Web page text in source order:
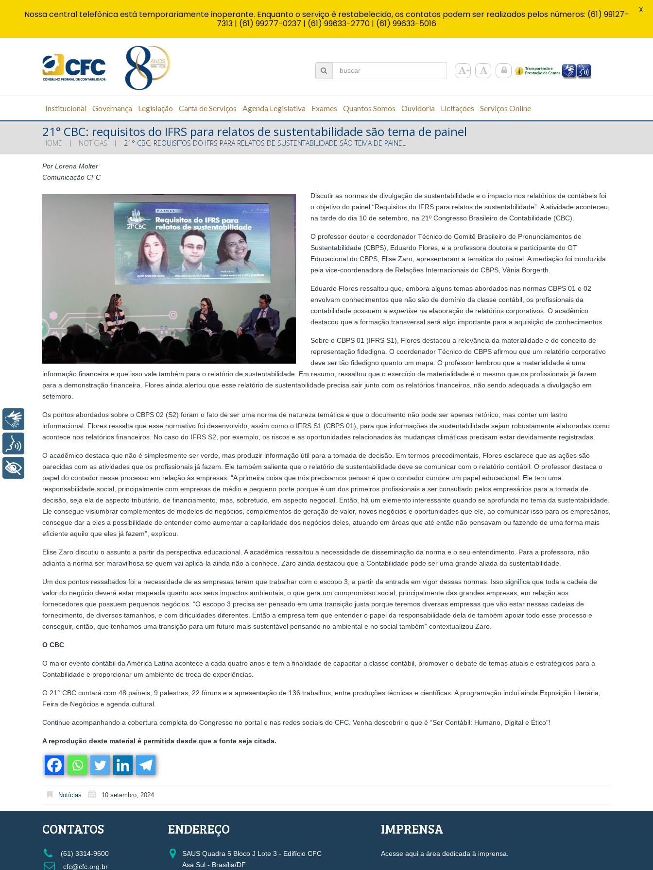
Institucional Governança Legislação Carta de Serviços Agenda Legislativa Exames Quantos Somos Ouvidoria Licitações Serviços Online
21° CBC: requisitos do IFRS para relatos de sustentabilidade são tema de painel
HOME NOTÍCIAS 21° CBC: REQUISITOS DO IFRS PARA RELATOS DE SUSTENTABILIDADE SÃO TEMA DE PAINEL
Por Lorena Molter
Comunicação CFC
Discutir as normas de divulgação de sustentabilidade e o impacto nos relatórios de contábeis foi
o objetivo do painel “Requisitos do IFRS para relatos de sustentabilidade”. A atividade aconteceu,
na tarde do dia 10 de setembro, na 21º Congresso Brasileiro de Contabilidade (CBC).
O professor doutor e coordenador Técnico do Comitê Brasileiro de Pronunciamentos de
Sustentabilidade (CBPS), Eduardo Flores, e a professora doutora e participante do GT
Educacional do CBPS, Elise Zaro, apresentaram a temática do painel. A mediação foi conduzida
pela vice-coordenadora de Relações Internacionais do CBPS, Vânia Borgerth.
Eduardo Flores ressaltou que, embora alguns temas abordados nas normas CBPS 01 e 02
envolvam conhecimentos que não são de domínio da classe contábil, os profissionais da
contabilidade possuem a expertise na elaboração de relatórios corporativos. O acadêmico
destacou que a formação transversal será algo importante para a aquisição de conhecimentos.
Sobre o CBPS 01 (IFRS S1), Flores destacou a relevância da materialidade e do conceito de
representação fidedigna. O coordenador Técnico do CBPS afirmou que um relatório corporativo
deve ser tão fidedigno quanto um mapa. O professor lembrou que a materialidade é uma
informação financeira e que isso vale também para o relatório de sustentabilidade. Em resumo, ressaltou que o exercício de materialidade é o mesmo que os profissionais já fazem
para a demonstração financeira. Flores ainda alertou que esse relatório de sustentabilidade precisa sair junto com os relatórios financeiros, não sendo adequada a divulgação em
setembro.
Os pontos abordados sobre o CBPS 02 (S2) foram o fato de ser uma norma de natureza temática e que o documento não pode ser apenas retórico, mas conter um lastro
informacional. Flores ressalta que esse normativo foi desenvolvido, assim como o IFRS S1 (CBPS 01), para que informações de sustentabilidade sejam robustamente elaboradas como
acontece nos relatórios financeiros. No caso do IFRS S2, por exemplo, os riscos e as oportunidades relacionados às mudanças climáticas precisam estar devidamente registradas.
O acadêmico destaca que não é simplesmente ser verde, mas produzir informação útil para a tomada de decisão. Em termos procedimentais, Flores esclarece que as ações são
parecidas com as atividades que os profissionais já fazem. Ele também salienta que o relatório de sustentabilidade deve se comunicar com o relatório contábil. O professor destaca o
papel do contador nesse processo em relação às empresas. “A primeira coisa que nós precisamos pensar é que o contador cumpre um papel educacional. Ele tem uma
responsabilidade social, principalmente com empresas de médio e pequeno porte porque é um dos primeiros profissionais a ser consultado pelos empresários para a tomada de
decisão, seja ela de aspecto tributário, de financiamento, mas, sobretudo, em aspecto negocial. Então, há um elemento interessante quando se aprofunda no tema da sustentabilidade.
Ele consegue vislumbrar complementos de modelos de negócios, complementos de geração de valor, novos negócios e oportunidades que ele, ao comunicar isso para os empresários,
consegue dar a eles a possibilidade de entender como aumentar a capilaridade dos negócios deles, atuando em áreas que até então não pensavam ou fazendo de uma forma mais
eficiente aquilo que eles já fazem”, explicou.
Elise Zaro discutiu o assunto a partir da perspectiva educacional. A acadêmica ressaltou a necessidade de disseminação da norma e o seu entendimento. Para a professora, não
adianta a norma ser maravilhosa se quem vai aplicá-la ainda não a conhece. Zaro ainda destacou que a Contabilidade pode ser uma grande aliada da sustentabilidade.
Um dos pontos ressaltados foi a necessidade de as empresas terem que trabalhar com o escopo 3, a partir da entrada em vigor dessas normas. Isso significa que toda a cadeia de
valor do negócio deverá estar mapeada quanto aos seus impactos ambientais, o que gera um compromisso social, principalmente das grandes empresas, em relação aos
fornecedores que possuem pequenos negócios. “O escopo 3 precisa ser pensado em uma transição justa porque teremos diversas empresas que vão estar nessas cadeias de
fornecimento, de diversos tamanhos, e com dificuldades diferentes. Então a empresa tem que entender o papel da responsabilidade dela de também apoiar todo esse processo e
conseguir, então, que tenhamos uma transição para um futuro mais sustentável pensando no ambiental e no social também” contextualizou Zaro.
O CBC
O maior evento contábil da América Latina acontece a cada quatro anos e tem a finalidade de capacitar a classe contábil, promover o debate de temas atuais e estratégicos para a
Contabilidade e proporcionar um ambiente de troca de experiências.
O 21° CBC contará com 48 paineis, 9 palestras, 22 fóruns e a apresentação de 136 trabalhos, entre produções técnicas e científicas. A programação inclui ainda Exposição Literária,
Feira de Negócios e agenda cultural.
Continue acompanhando a cobertura completa do Congresso no portal e nas redes sociais do CFC. Venha descobrir o que é “Ser Contábil: Humano, Digital e Ético"!
A reprodução deste material é permitida desde que a fonte seja citada.
Notícias 10 setembro, 2024
CONTATOS
(61) 3314-9600
cfc@cfc.org.br
ENDEREÇO
SAUS Quadra 5 Bloco J Lote 3 - Edifício CFC
Asa Sul - Brasília/DF
IMPRENSA
Acesse aqui a área dedicada à imprensa.
Nossa central telefônica está temporariamente inoperante. Enquanto o serviço é restabelecido, os contatos podem ser realizados pelos números: (61) 99127-
7313 | (61) 99277-0237 | (61) 99633-2770 | (61) 99633-5016
X
Libras
+ Acessibilidade